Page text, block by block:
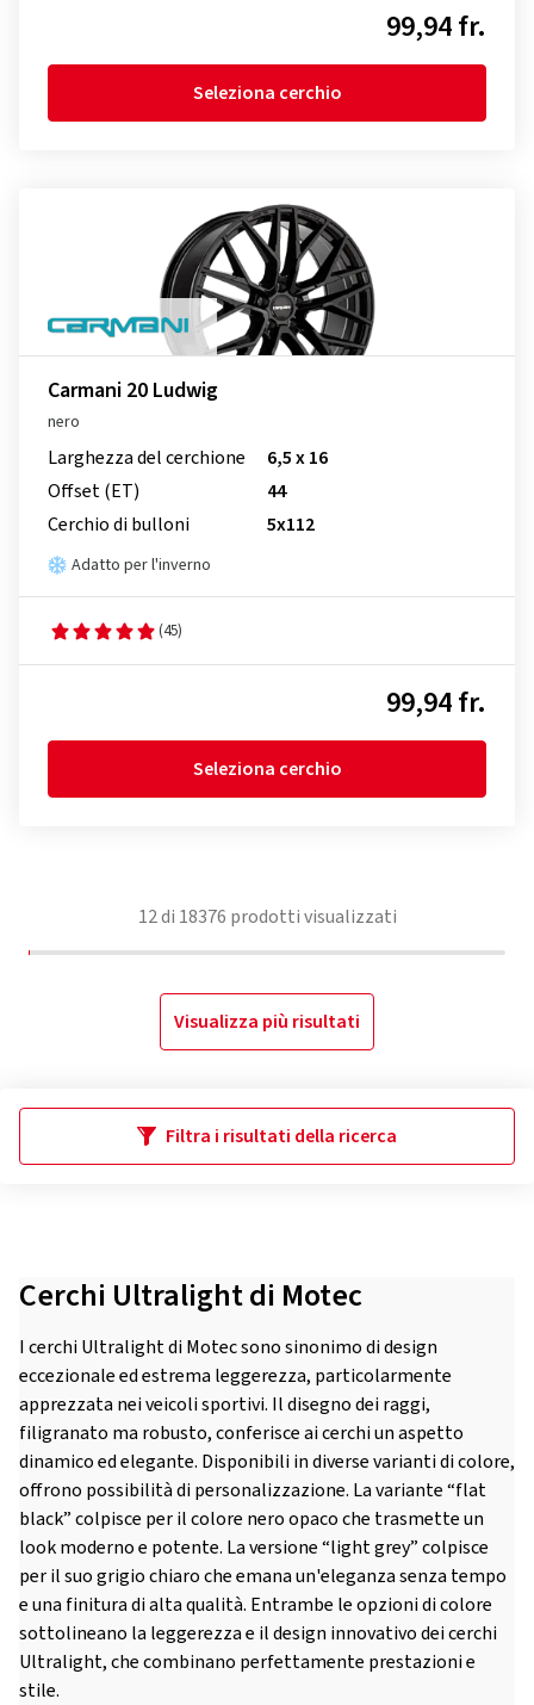
99,94 fr.
Seleziona cerchio
Carmani 20 Ludwig
nero
Larghezza del cerchione
6,5 x 16
Offset (ET)
44
Cerchio di bulloni
5x112
Adatto per l'inverno
(45)
99,94 fr.
Seleziona cerchio
12di 18376 prodotti visualizzati
Visualizza più risultati
Filtra i risultati della ricerca
Cerchi Ultralight di Motec
I cerchi Ultralight di Motec sono sinonimo di design
eccezionale ed estrema leggerezza, particolarmente
apprezzata nei veicoli sportivi. Il disegno dei raggi,
filigranato ma robusto, conferisce ai cerchi un aspetto
dinamico ed elegante. Disponibili in diverse varianti di colore,
offrono possibilità di personalizzazione. La variante “flat
black” colpisce per il colore nero opaco che trasmette un
look moderno e potente. La versione “light grey” colpisce
per il suo grigio chiaro che emana un'eleganza senza tempo
e una finitura di alta qualità. Entrambe le opzioni di colore
sottolineano la leggerezza e il design innovativo dei cerchi
Ultralight, che combinano perfettamente prestazioni e
stile.